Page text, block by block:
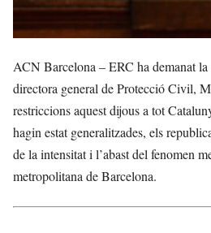
ACN Barcelona – ERC ha demanat
directora general de Protecció Civil,
restriccions aquest dijous a tot
hagin estat generalitzades, els
de la intensitat i l’abast del fenomen
metropolitana de Barcelona.